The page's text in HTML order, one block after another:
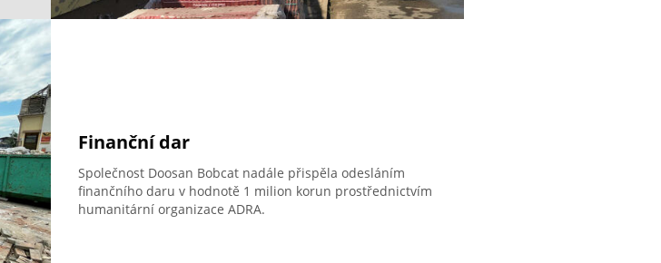
Finanční dar
Společnost Doosan Bobcat nadále přispěla odesláním
finančního daru v hodnotě 1 milion korun prostřednictvím
humanitární organizace ADRA.